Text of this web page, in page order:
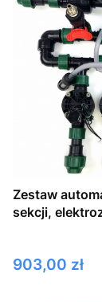
Zestaw
sekcji,
Cena
903,00 zł